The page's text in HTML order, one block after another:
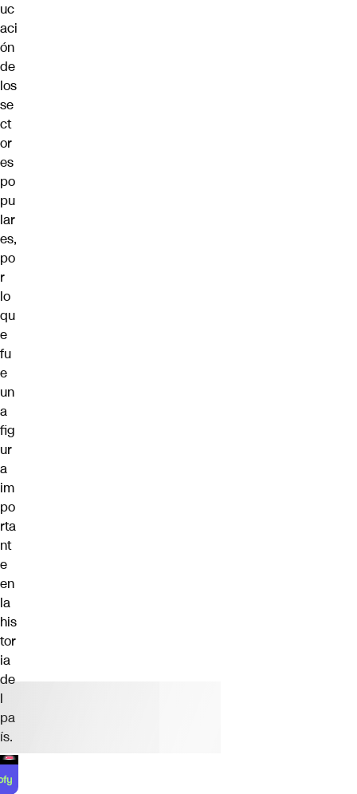
uc
aci
ón
de
los
se
ct
or
es
po
pu
lar
es,
po
r
lo
qu
e
fu
e
un
a
fig
ur
a
im
po
rta
nt
e
en
la
his
tor
ia
de
l
pa
ís.